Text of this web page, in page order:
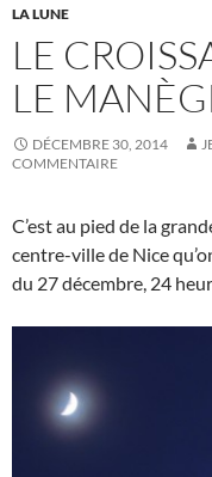
LA LUNE
LE
LE
DÉCEMBRE 30, 2014
COMMENTAIRE
C’est au pied de la
centre-ville de Nice
du 27 décembre, 24